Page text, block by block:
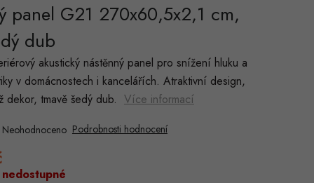
panel G21 270x60,5x2,1 cm,
dub
akustický nástěnný panel pro snížení hluku a
v domácnostech i kancelářích. Atraktivní design,
dekor, tmavě šedý dub. Více informací
Neohodnoceno Podrobnosti hodnocení
Měrná
cena: